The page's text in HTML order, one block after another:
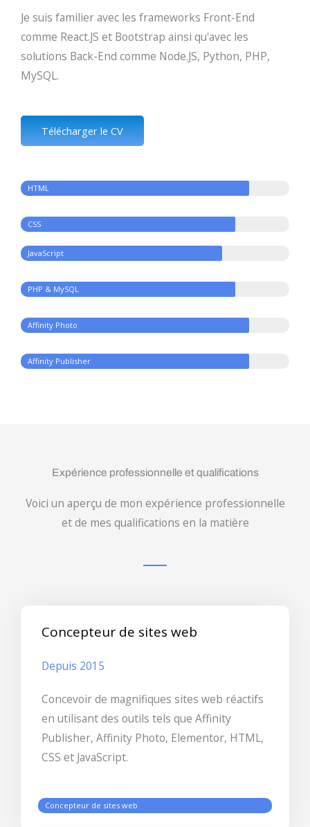
Je suis familier avec les frameworks Front-End
comme React.JS et Bootstrap ainsi qu'avec les
solutions Back-End comme Node.JS, Python, PHP,
MySQL.
Télécharger le CV
HTML
CSS
JavaScript
PHP & MySQL
Affinity Photo
Affinity Publisher
Expérience professionnelle et qualifications
Voici un aperçu de mon expérience professionnelle
et de mes qualifications en la matière
Concepteur de sites web
Depuis 2015
Concevoir de magnifiques sites web réactifs
en utilisant des outils tels que Affinity
Publisher, Affinity Photo, Elementor, HTML,
CSS et JavaScript.
Concepteur de sites web